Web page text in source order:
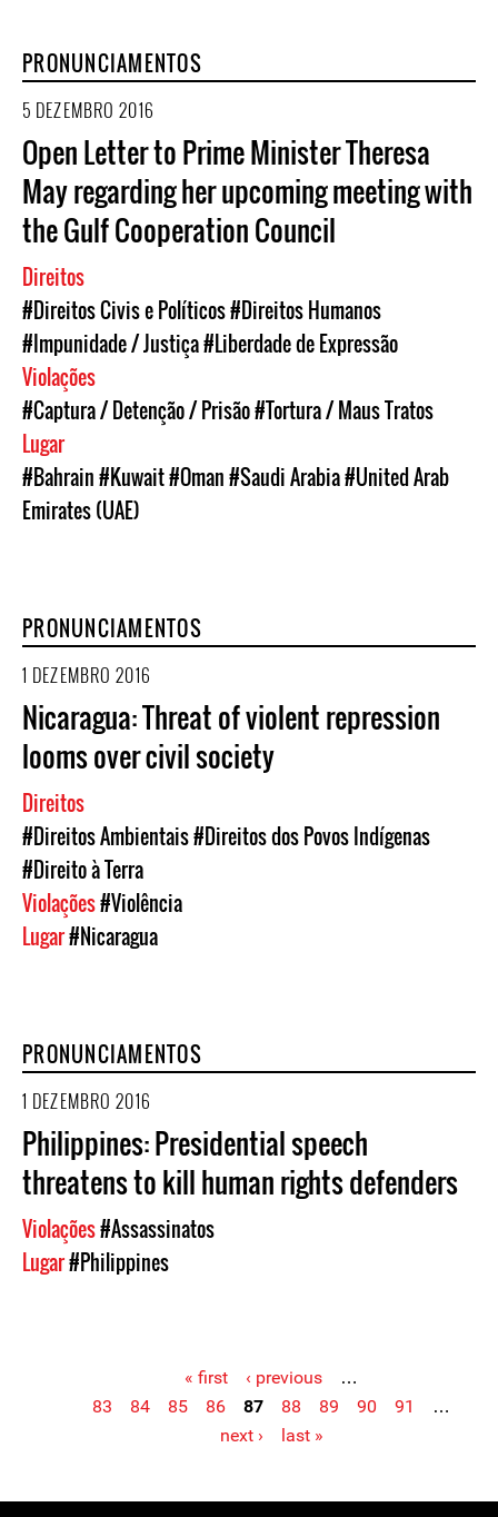
PRONUNCIAMENTOS
5 DEZEMBRO 2016
Open Letter to Prime Minister Theresa
May regarding her upcoming meeting with
the Gulf Cooperation Council
Direitos
#Direitos Civis e Políticos#Direitos Humanos
#Impunidade / Justiça#Liberdade de Expressão
Violações
#Captura / Detenção / Prisão#Tortura / Maus Tratos
Lugar
#Bahrain#Kuwait#Oman#Saudi Arabia#United Arab
Emirates (UAE)
PRONUNCIAMENTOS
1 DEZEMBRO 2016
Nicaragua: Threat of violent repression
looms over civil society
Direitos
#Direitos Ambientais#Direitos dos Povos Indígenas
#Direito à Terra
Violações#Violência
Lugar#Nicaragua
PRONUNCIAMENTOS
1 DEZEMBRO 2016
Philippines: Presidential speech
threatens to kill human rights defenders
Violações#Assassinatos
Lugar#Philippines
« first ‹ previous
…
83
84 85 86 87 88 89 90 91
…
next ›
last »